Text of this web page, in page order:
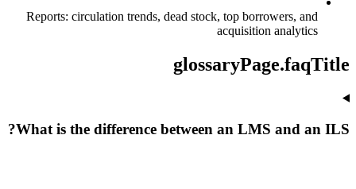
Reports: circulation trends, dead stock, top borrowers, and
acquisition analytics
glossaryPage.faqTitle
What is the difference between an LMS and an ILS?